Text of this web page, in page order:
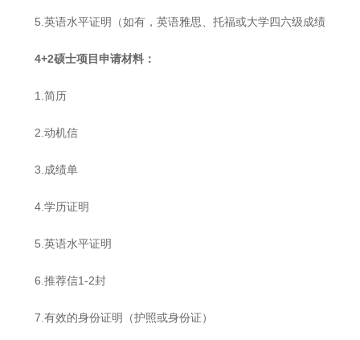
5.英语水平证明（如有，英语雅思、托福或大学四六级成绩
4+2硕士项目申请材料：
1.简历
2.动机信
3.成绩单
4.学历证明
5.英语水平证明
6.推荐信1-2封
7.有效的身份证明（护照或身份证）